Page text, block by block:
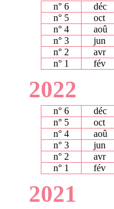
n° 6 déc
n° 5
oct
n° 4
aoû
n° 3
jun
n° 2
avr
n° 1
fév
2022
n° 6 déc
n° 5
oct
n° 4
aoû
n° 3
jun
n° 2
avr
n° 1
fév
2021